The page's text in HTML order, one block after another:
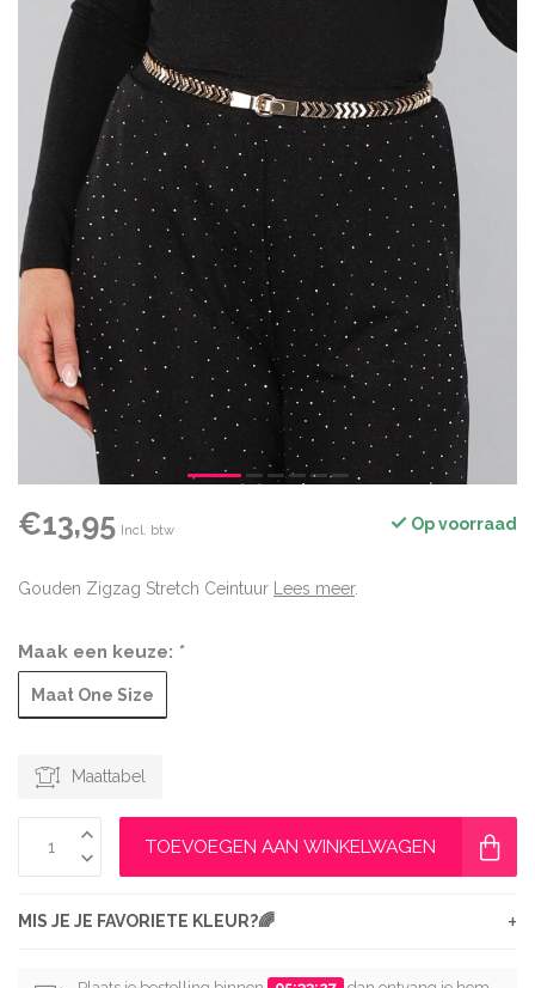
€13,95 Incl. btw Op voorraad
Gouden Zigzag Stretch Ceintuur Lees meer.
Maak een keuze: *
Maat One Size
Maattabel
TOEVOEGEN AAN WINKELWAGEN
MIS JE JE FAVORIETE KLEUR?🌈 +